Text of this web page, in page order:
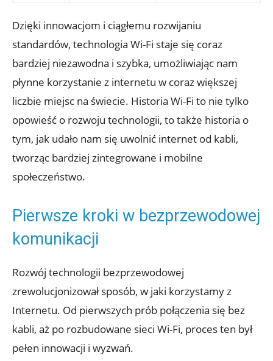
Dzięki​ innowacjom i ciągłemu rozwijaniu
⁢standardów, technologia Wi-Fi staje się coraz
bardziej niezawodna i‌ szybka,‌ umożliwiając nam
płynne korzystanie z internetu ⁣w ‍coraz większej
liczbie ⁤miejsc ⁣na świecie. Historia Wi-Fi ‌to nie tylko⁤
opowieść‍ o rozwoju ⁢technologii, to także historia o
tym, jak udało nam ​się ​uwolnić‌ internet od kabli,‍
tworząc bardziej zintegrowane i‌ mobilne
społeczeństwo.
Pierwsze kroki w bezprzewodowej
⁣komunikacji
Rozwój‌ technologii bezprzewodowej
zrewolucjonizował sposób,⁤ w jaki korzystamy z
Internetu. Od pierwszych prób połączenia się bez
kabli, aż po ⁣rozbudowane sieci⁢ Wi-Fi, proces ten‍ był
pełen innowacji i ⁣wyzwań.